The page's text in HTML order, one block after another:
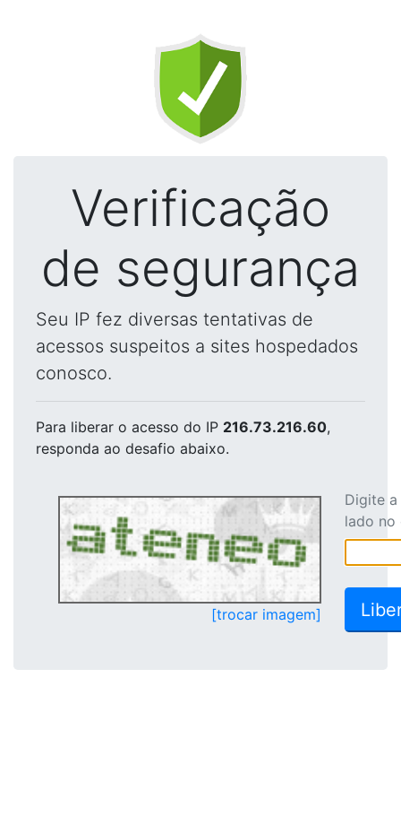
Verificação
de segurança
Seu IP fez diversas tentativas de
acessos suspeitos a sites hospedados
conosco.
Para liberar o acesso do IP 216.73.216.60,
responda ao desafio abaixo.
[trocar imagem]
Digite
lado no